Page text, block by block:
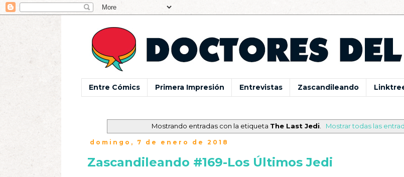
Entre Cómics Primera Impresión Entrevistas Zascandileando
Mostrando entradas con la etiqueta The Last Jedi Mostrar todas las
domingo, 7 de enero de 2018
Zascandileando #169-Los Últimos Jedi